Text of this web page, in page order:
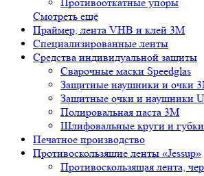
Смотреть ещё
Праймер, лента VHB и клей 3М
Специализированные ленты
Средства индивидуальной защиты
Сварочные маски Speedglas
Защитные наушники и очки
Защитные очки и наушники
Полировальная паста 3М
Шлифовальные круги и
Печатное производство
Противоскользящие ленты «Jessup»
Противоскользящая лента,